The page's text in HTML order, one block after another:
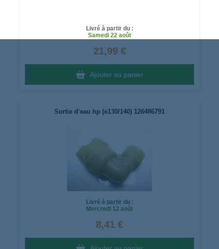
Livré à partir du :
Samedi 22 août
21,99 €
Ajouter au panier
Sortie d'eau hp (e130/140) 126486791
Livré à partir du :
Mercredi 12 août
8,41 €